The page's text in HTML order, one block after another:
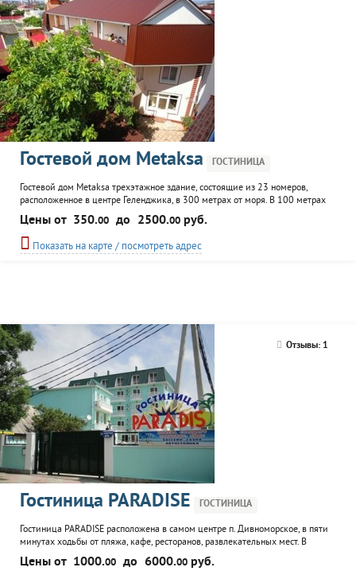
Гостевой дом Metaksa ГОСТИНИЦА
Гостевой дом Metaksa трехэтажное здание, состоящие из 23 номеров,
расположенное в центре Геленджика, в 300 метрах от моря. В 100 метрах
от здания находятся ночные клубы, кафе и рестораны. К услугам
постояльцев ухоженный двор с беседкой и мангалом, игровая площадка для
маленьких гостей, общая кухня, автостоянка. Возможна организация
трансфера.
Цены от 350.00 до 2500.00 руб.
Показать на карте / посмотреть адрес
Отзывы: 1
Гостиница PARADISE ГОСТИНИЦА
Гостиница PARADISE расположена в самом центре п. Дивноморское, в пяти
минутах ходьбы от пляжа, кафе, ресторанов, развлекательных мест. В
здании находятся 50 комфортабельных номеров, столовая, бассейн, места
для отдыха. К услугам гостей трансфер, автостоянка.
Цены от 1000.00 до 6000.00 руб.